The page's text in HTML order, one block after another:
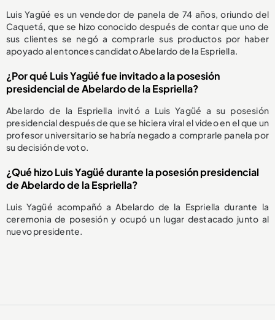
Luis Yagüé es un vendedor de panela de 74 años, oriundo del
Caquetá, que se hizo conocido después de contar que uno de
sus clientes se negó a comprarle sus productos por haber
apoyado al entonces candidato Abelardo de la Espriella.
¿Por qué Luis Yagüé fue invitado a la posesión
presidencial de Abelardo de la Espriella?
Abelardo de la Espriella invitó a Luis Yagüé a su posesión
presidencial después de que se hiciera viral el video en el que un
profesor universitario se habría negado a comprarle panela por
su decisión de voto.
¿Qué hizo Luis Yagüé durante la posesión presidencial
de Abelardo de la Espriella?
Luis Yagüé acompañó a Abelardo de la Espriella durante la
ceremonia de posesión y ocupó un lugar destacado junto al
nuevo presidente.